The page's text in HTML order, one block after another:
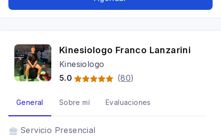
Kinesiologo Franco Lanzarini
Kinesiologo
5.0
(80)
General Sobre mí Evaluaciones
Servicio Presencial